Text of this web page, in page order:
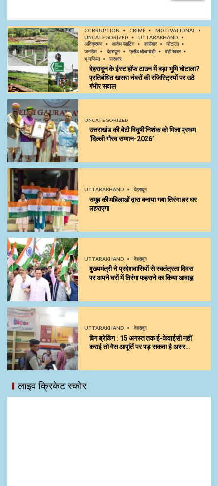
CORRUPTION CRIME
MOTIVATIONAL
UNCATEGORIZED
UTTARAKHAND
अतिक्रमण
आवैध प्लाटिंग कारोबार
घोटाला
जनहित
देहरादून फ्रॉड धोखाधड़ी
बड़ी खबर
भू माफिया
सरकार
देहरादून के ईस्ट हॉफ टाउन में बड़ा भूमि घोटाला?
प्रतिबंधित खसरा नंबरों की रजिस्ट्रियों पर उठे
गंभीर सवाल
UNCATEGORIZED
उत्तराखंड की बेटी विदुषी निशंक को मिला प्रथम
‘दिल्ली गौरव सम्मान-2026’
UTTARAKHAND देहरादून
समूह की महिलाओं द्वारा बनाया गया तिरंगा हर घर
लहराएगा
UTTARAKHAND देहरादून
मुख्यमंत्री ने प्रदेशवासियों से स्वतंत्रता दिवस
पर अपने घरों में तिरंगा फहराने का किया आवाह्न
UTTARAKHAND देहरादून
बिग ब्रेकिंग : 15 अगस्त तक ई-केवाईसी नहीं
कराई तो गैस आपूर्ति पर पड़ सकता है असर…
लाइव क्रिकेट स्कोर